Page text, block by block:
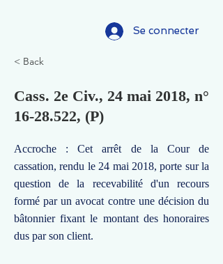
Se connecter
< Back
Cass. 2e Civ., 24 mai 2018, n°
16-28.522, (P)
Accroche : Cet arrêt de la Cour de
cassation, rendu le 24 mai 2018, porte sur la
question de la recevabilité d'un recours
formé par un avocat contre une décision du
bâtonnier fixant le montant des honoraires
dus par son client.